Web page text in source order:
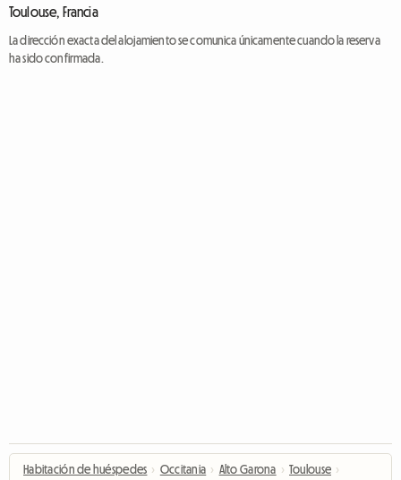
Toulouse, Francia
La dirección exacta del alojamiento se comunica únicamente cuando la reserva
ha sido confirmada.
Habitación de huéspedes › Occitania › Alto Garona › Toulouse ›